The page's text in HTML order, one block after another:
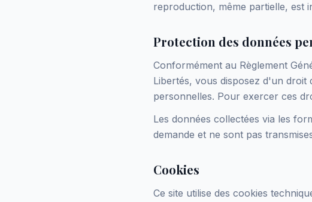
reproduction, même partielle, est
Protection des données
Conformément au Règlement
Libertés, vous disposez d'un
personnelles. Pour exercer ces
Les données collectées via les
demande et ne sont pas
Cookies
Ce site utilise des cookies